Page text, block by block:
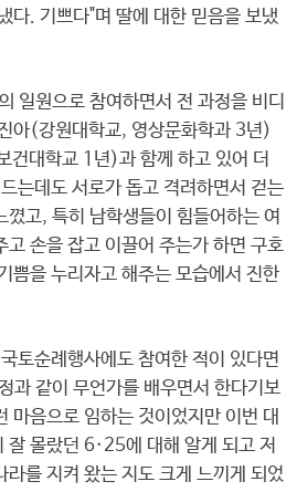
다. 기쁘다"며 딸에 대한 믿음을 보냈
일원으로 참여하면서 전 과정을 비디
아(강원대학교, 영상문화학과 3년)
건대학교 1년)과 함께 하고 있어 더
는데도 서로가 돕고 격려하면서 걷는
고, 특히 남학생들이 힘들어하는 여
고 손을 잡고 이끌어 주는가 하면 구호
쁨을 누리자고 해주는 모습에서 진한
토순례행사에도 참여한 적이 있다면
과 같이 무언가를 배우면서 한다기보
마음으로 임하는 것이었지만 이번 대
잘 몰랐던 6·25에 대해 알게 되고 저
라를 지켜 왔는 지도 크게 느끼게 되었